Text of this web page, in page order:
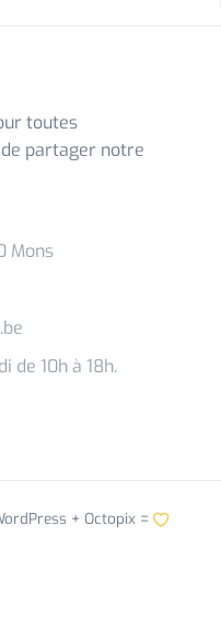
toutes
partager notre
Mons
de 10h à 18h.
+ Octopix=